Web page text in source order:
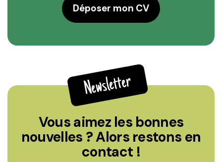
Déposer mon CV
Newsletter
Vous aimez les bonnes
nouvelles ? Alors restons en
contact !